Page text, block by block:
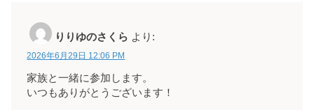
りりゆのさくら より:
2026年6月29日 12:06 PM
家族と一緒に参加します。
いつもありがとうございます！